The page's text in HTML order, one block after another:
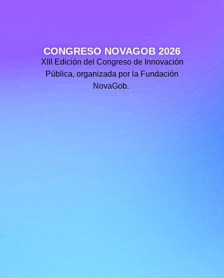
CONGRESO NOVAGOB 2026
XIII Edición del Congreso de Innovación
Pública, organizada por la Fundación
NovaGob.